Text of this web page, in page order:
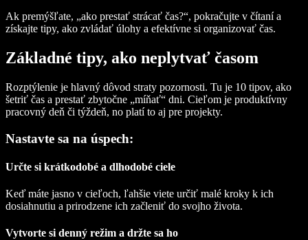
Ak premýšľate, „ako prestať strácať čas?“, pokračujte v čítaní a
získajte tipy, ako zvládať úlohy a efektívne si organizovať čas.
Základné tipy, ako neplytvať časom
Rozptýlenie je hlavný dôvod straty pozornosti. Tu je 10 tipov, ako
šetriť čas a prestať zbytočne „míňať“ dni. Cieľom je produktívny
pracovný deň či týždeň, no platí to aj pre projekty.
Nastavte sa na úspech:
Určte si krátkodobé a dlhodobé ciele
Keď máte jasno v cieľoch, ľahšie viete určiť malé kroky k ich
dosiahnutiu a prirodzene ich začleniť do svojho života.
Vytvorte si denný režim a držte sa ho